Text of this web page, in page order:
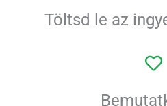
Töltsd le az